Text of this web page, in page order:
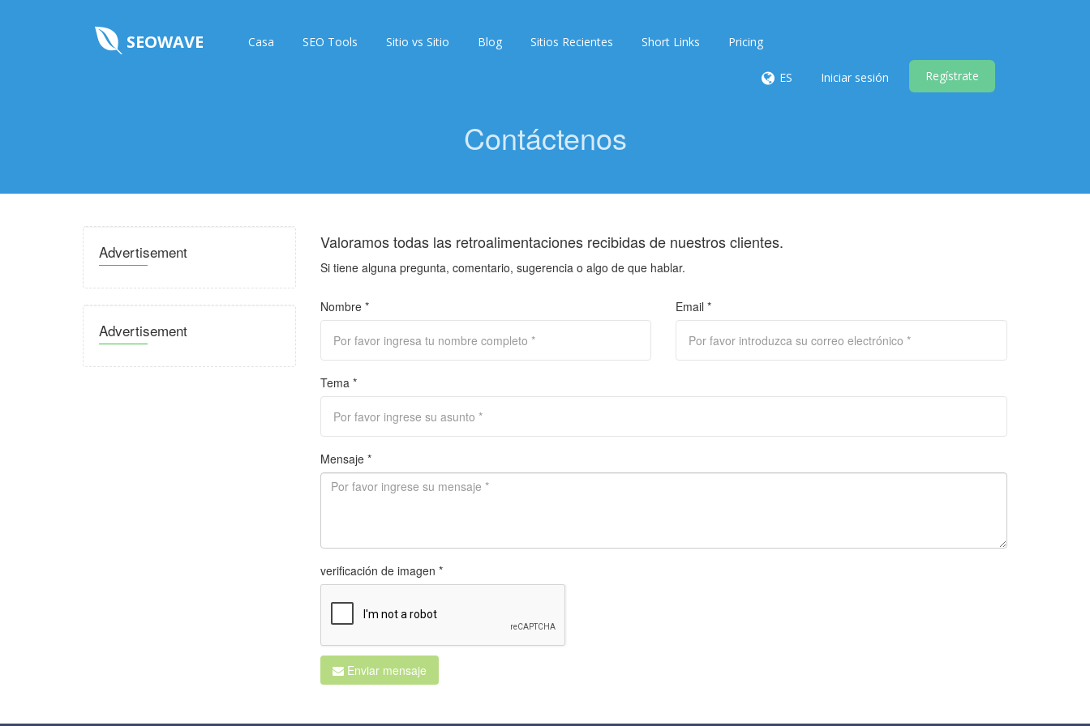
SEOWAVE Casa SEO Tools Sitio vs Sitio Blog Sitios Recientes Short Links Pricing
ES Iniciar sesión Regístrate
Contáctenos
Advertisement
Advertisement
Valoramos todas las retroalimentaciones recibidas de nuestros clientes.
Si tiene alguna pregunta, comentario, sugerencia o algo de que hablar.
Nombre * Email *
Tema *
Mensaje *
verificación de imagen *
Enviar mensaje